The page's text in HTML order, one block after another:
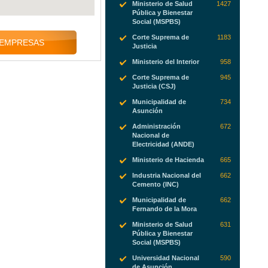
Ministerio de Salud
Pública y Bienestar
Social (MSPBS)
1427
Corte Suprema de
Justicia
1183
Ministerio del Interior 958
Corte Suprema de
Justicia (CSJ)
945
Municipalidad de
Asunción
734
Administración
Nacional de
Electricidad (ANDE)
672
Ministerio de Hacienda 665
Industria Nacional del
Cemento (INC)
662
Municipalidad de
Fernando de la Mora
662
Ministerio de Salud
Pública y Bienestar
Social (MSPBS)
631
Universidad Nacional
590